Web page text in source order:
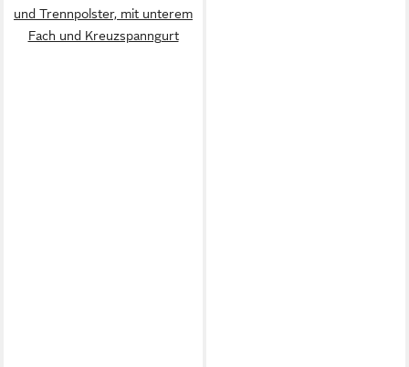
und Trennpolster, mit unterem
Fach und Kreuzspanngurt